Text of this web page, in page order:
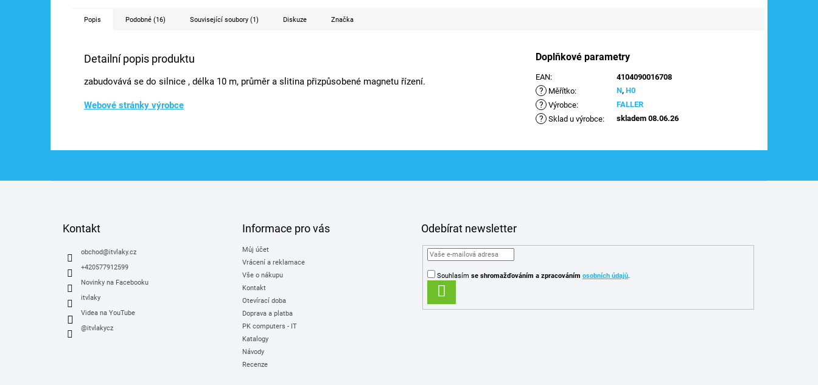
Popis Podobné (16) Související soubory (1) Diskuze Značka
Detailní popis produktu
zabudovává se do silnice , délka 10 m, průměr a slitina přizpůsobené magnetu řízení.
Webové stránky výrobce
Doplňkové parametry
EAN: 4104090016708
? Měřítko: N,H0
? Výrobce: FALLER
? Sklad u výrobce: skladem 08.06.26
Kontakt
obchod@itvlaky.cz
+420577912599
Novinky na Facebooku
itvlaky
Videa na YouTube
@itvlakycz
Informace pro vás
Můj účet
Vrácení a reklamace
Vše o nákupu
Kontakt
Otevírací doba
Doprava a platba
PK computers - IT
Katalogy
Návody
Recenze
Odebírat newsletter
Souhlasím se shromažďováním a zpracováním osobních údajů.
SE